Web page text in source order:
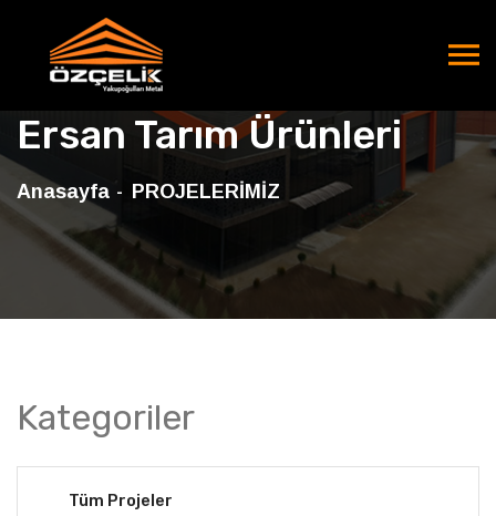
Ersan Tarım Ürünleri
Anasayfa PROJELERİMİZ
Kategoriler
Tüm Projeler